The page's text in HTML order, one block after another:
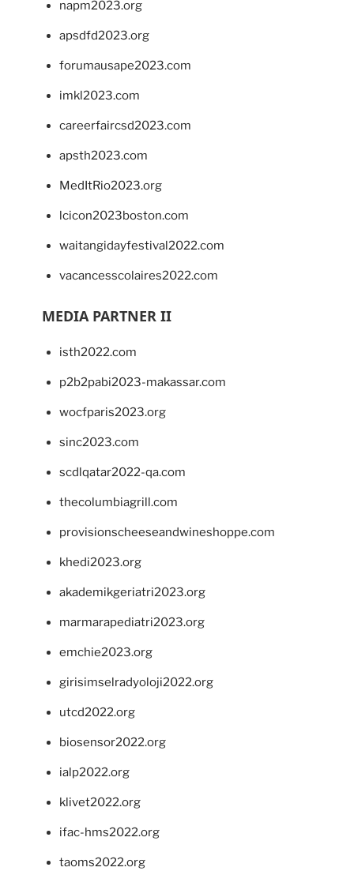
napm2023.org
apsdfd2023.org
forumausape2023.com
imkl2023.com
careerfaircsd2023.com
apsth2023.com
MedItRio2023.org
lcicon2023boston.com
waitangidayfestival2022.com
vacancesscolaires2022.com
MEDIA PARTNER II
isth2022.com
p2b2pabi2023-makassar.com
wocfparis2023.org
sinc2023.com
scdlqatar2022-qa.com
thecolumbiagrill.com
provisionscheeseandwineshoppe.com
khedi2023.org
akademikgeriatri2023.org
marmarapediatri2023.org
emchie2023.org
girisimselradyoloji2022.org
utcd2022.org
biosensor2022.org
ialp2022.org
klivet2022.org
ifac-hms2022.org
taoms2022.org